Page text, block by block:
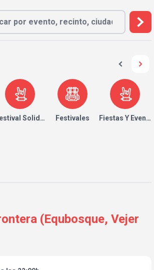
Solidario Festivales Fiestas Y Eventos
(Equbosque, Vejer